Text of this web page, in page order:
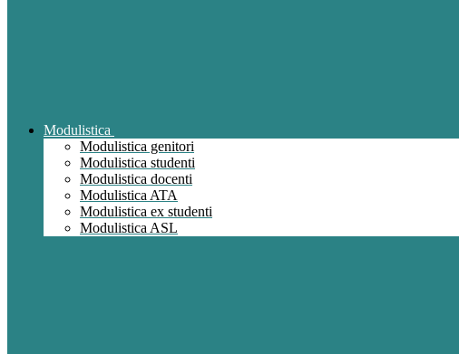
Modulistica
Modulistica genitori
Modulistica studenti
Modulistica docenti
Modulistica ATA
Modulistica ex studenti
Modulistica ASL